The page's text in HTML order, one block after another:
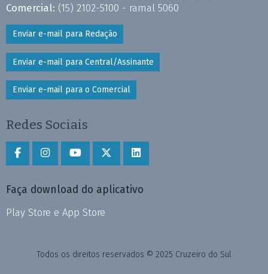
Comercial: (15) 2102-5100 - ramal 5060
Enviar e-mail para Redação
Enviar e-mail para Central/Assinante
Enviar e-mail para o Comercial
Redes Sociais
Faça download do aplicativo
Play Store e App Store
Todos os direitos reservados © 2025 Cruzeiro do Sul